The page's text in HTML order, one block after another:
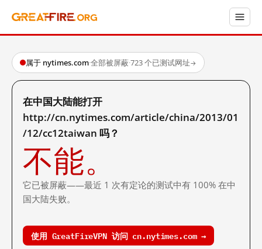
属于 nytimes.com·全部被屏蔽·723 个已测试网址→
在中国大陆能打开
http://cn.nytimes.com/article/china/2013/01
/12/cc12taiwan 吗？
不能。
它已被屏蔽——最近 1 次有定论的测试中有 100% 在中
国大陆失败。
使用 GreatFireVPN 访问 cn.nytimes.com →